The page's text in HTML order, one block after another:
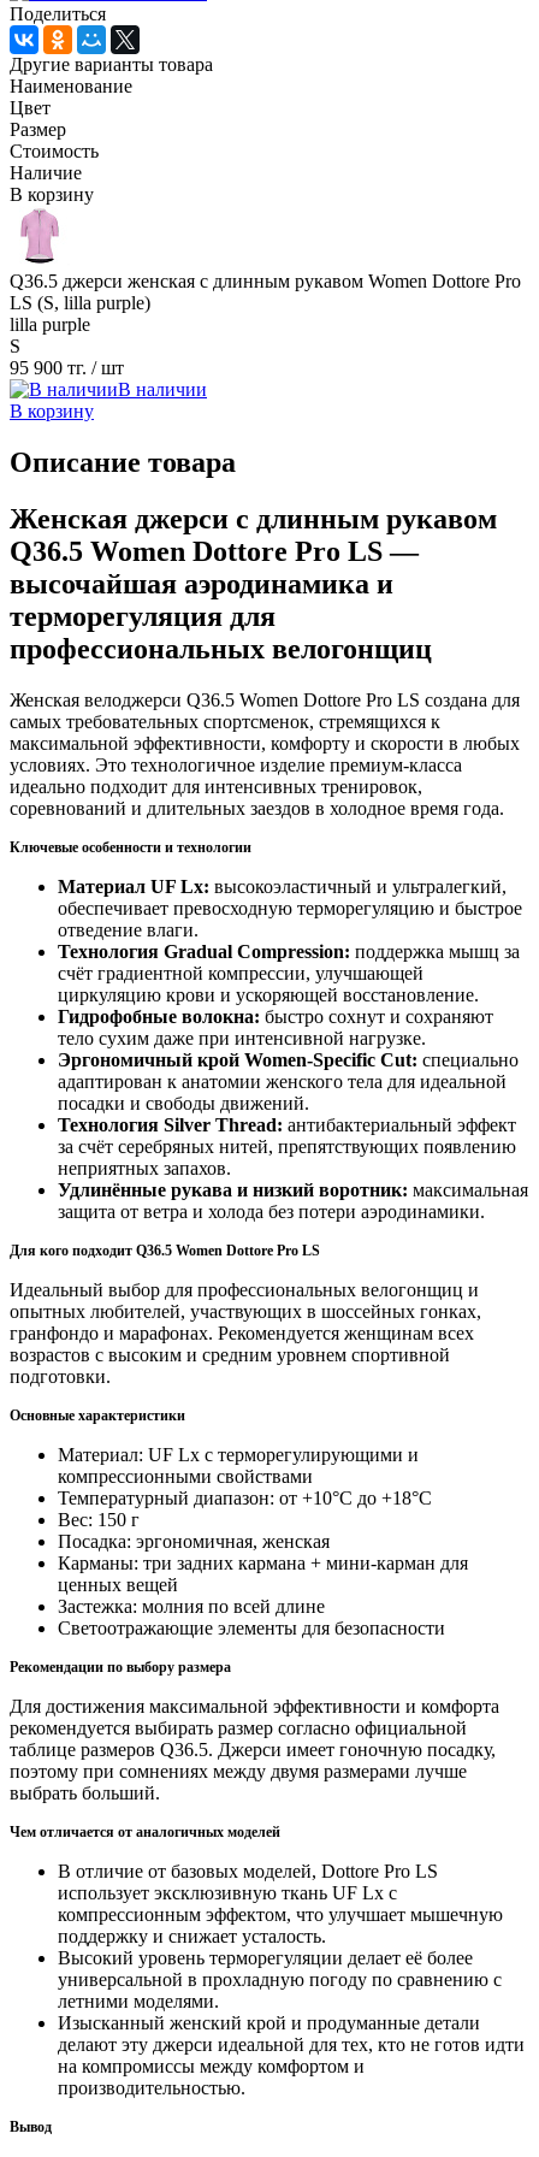
Поделиться
Другие варианты товара
Наименование
Цвет
Размер
Стоимость
Наличие
В корзину
Q36.5 джерси женская с длинным рукавом Women Dottore Pro
LS (S, lilla purple)
lilla purple
S
95 900 тг. / шт
В наличии
В корзину
Описание товара
Женская джерси с длинным рукавом
Q36.5 Women Dottore Pro LS —
высочайшая аэродинамика и
терморегуляция для
профессиональных велогонщиц
Женская велоджерси Q36.5 Women Dottore Pro LS создана для
самых требовательных спортсменок, стремящихся к
максимальной эффективности, комфорту и скорости в любых
условиях. Это технологичное изделие премиум-класса
идеально подходит для интенсивных тренировок,
соревнований и длительных заездов в холодное время года.
Ключевые особенности и технологии
Материал UF Lx: высокоэластичный и ультралегкий,
обеспечивает превосходную терморегуляцию и быстрое
отведение влаги.
Технология Gradual Compression: поддержка мышц за
счёт градиентной компрессии, улучшающей
циркуляцию крови и ускоряющей восстановление.
Гидрофобные волокна: быстро сохнут и сохраняют
тело сухим даже при интенсивной нагрузке.
Эргономичный крой Women-Specific Cut: специально
адаптирован к анатомии женского тела для идеальной
посадки и свободы движений.
Технология Silver Thread: антибактериальный эффект
за счёт серебряных нитей, препятствующих появлению
неприятных запахов.
Удлинённые рукава и низкий воротник: максимальная
защита от ветра и холода без потери аэродинамики.
Для кого подходит Q36.5 Women Dottore Pro LS
Идеальный выбор для профессиональных велогонщиц и
опытных любителей, участвующих в шоссейных гонках,
гранфондо и марафонах. Рекомендуется женщинам всех
возрастов с высоким и средним уровнем спортивной
подготовки.
Основные характеристики
Материал: UF Lx с терморегулирующими и
компрессионными свойствами
Температурный диапазон: от +10°C до +18°C
Вес: 150 г
Посадка: эргономичная, женская
Карманы: три задних кармана + мини-карман для
ценных вещей
Застежка: молния по всей длине
Светоотражающие элементы для безопасности
Рекомендации по выбору размера
Для достижения максимальной эффективности и комфорта
рекомендуется выбирать размер согласно официальной
таблице размеров Q36.5. Джерси имеет гоночную посадку,
поэтому при сомнениях между двумя размерами лучше
выбрать больший.
Чем отличается от аналогичных моделей
В отличие от базовых моделей, Dottore Pro LS
использует эксклюзивную ткань UF Lx с
компрессионным эффектом, что улучшает мышечную
поддержку и снижает усталость.
Высокий уровень терморегуляции делает её более
универсальной в прохладную погоду по сравнению с
летними моделями.
Изысканный женский крой и продуманные детали
делают эту джерси идеальной для тех, кто не готов идти
на компромиссы между комфортом и
производительностью.
Вывод